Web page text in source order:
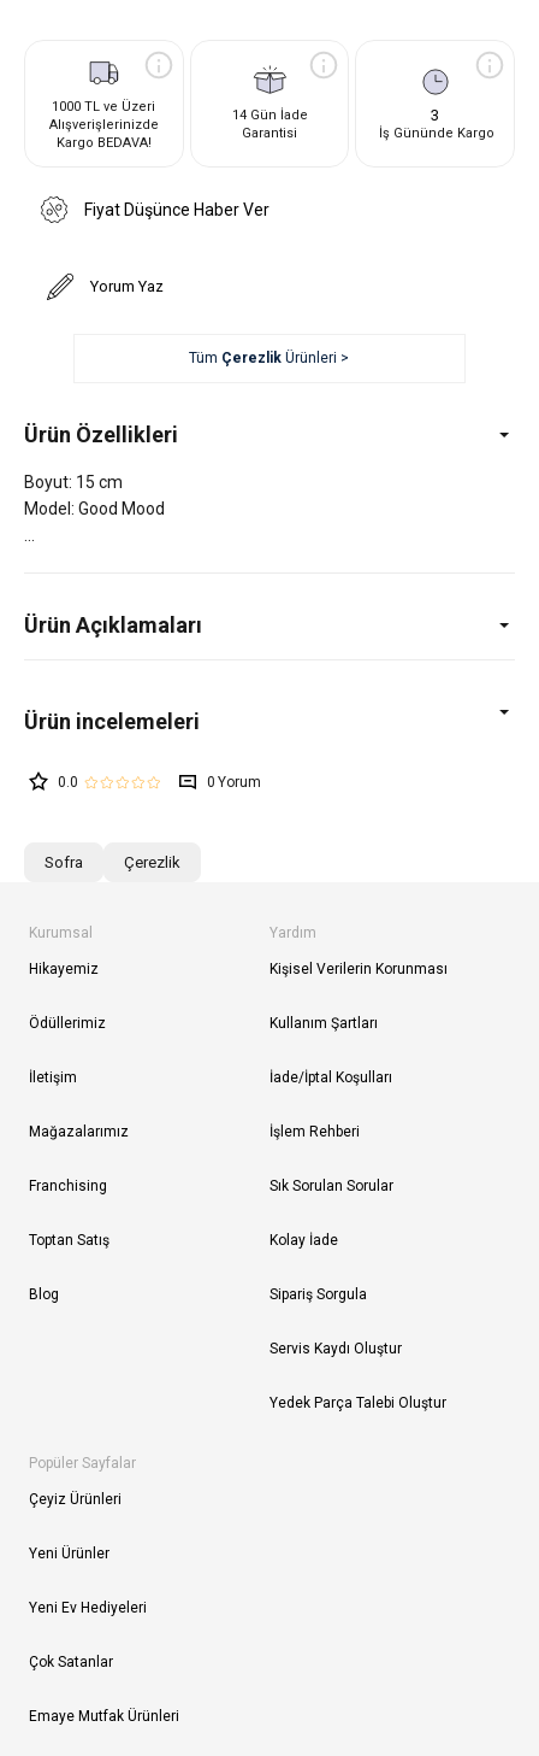
1000 TL ve Üzeri
Alışverişlerinizde
Kargo BEDAVA!
14 Gün İade
Garantisi
3
İş Gününde Kargo
Fiyat Düşünce Haber Ver
Yorum Yaz
Tüm Çerezlik Ürünleri >
Ürün Özellikleri
Boyut: 15 cm
Model: Good Mood
Ürün Açıklamaları
0.0 0
Sofra Çerezlik
Kurumsal
Hikayemiz
Ödüllerimiz
İletişim
Mağazalarımız
Franchising
Toptan Satış
Blog
Yardım
Kişisel Verilerin Korunması
Kullanım Şartları
İade/İptal Koşulları
İşlem Rehberi
Sık Sorulan Sorular
Kolay İade
Sipariş Sorgula
Servis Kaydı Oluştur
Yedek Parça Talebi Oluştur
Popüler Sayfalar
Çeyiz Ürünleri
Yeni Ürünler
Yeni Ev Hediyeleri
Çok Satanlar
Emaye Mutfak Ürünleri